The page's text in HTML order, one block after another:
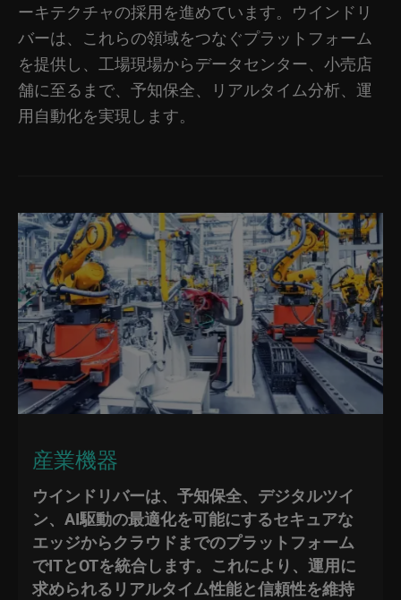
ーキテクチャの採用を進めています。ウインドリ
バーは、これらの領域をつなぐプラットフォーム
を提供し、工場現場からデータセンター、小売店
舗に至るまで、予知保全、リアルタイム分析、運
用自動化を実現します。
産業機器
ウインドリバーは、予知保全、デジタルツイ
ン、AI駆動の最適化を可能にするセキュアな
エッジからクラウドまでのプラットフォーム
でITとOTを統合します。これにより、運用に
求められるリアルタイム性能と信頼性を維持